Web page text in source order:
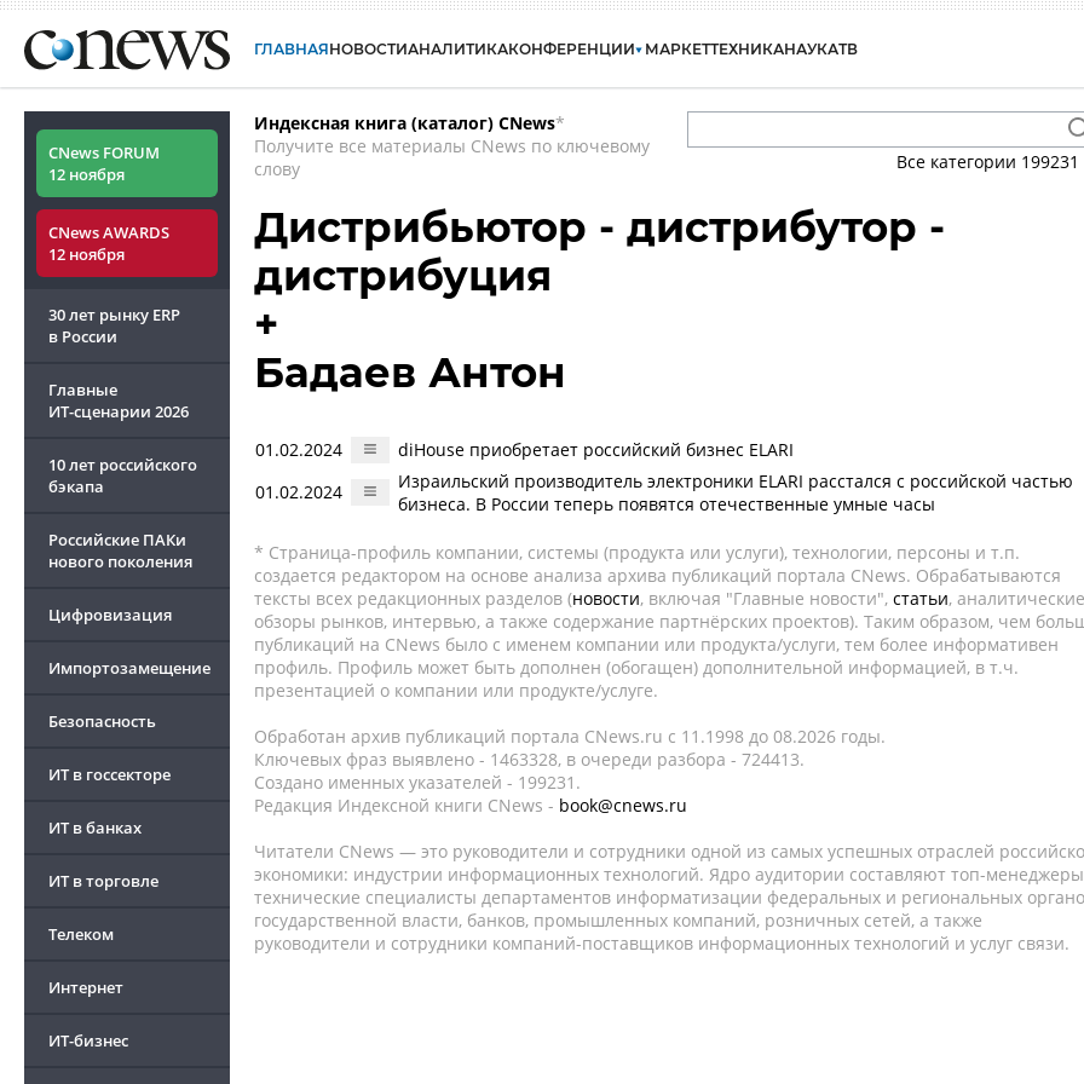
ГЛАВНАЯНОВОСТИАНАЛИТИКАКОНФЕРЕНЦИИ МАРКЕТТЕХНИКАНАУКАТВ
CNews FORUM
12 ноября
CNews AWARDS
12 ноября
30 лет рынку ERP
в России
Главные
ИТ-сценарии 2026
10 лет российского
бэкапа
Российские ПАКи
нового поколения
Цифровизация
Импортозамещение
Безопасность
ИТ в госсекторе
ИТ в банках
ИТ в торговле
Телеком
Интернет
ИТ-бизнес
Индексная книга (каталог) CNews*
Получите все материалы CNews по ключевому
слову
Все категории 199231
Дистрибьютор - дистрибутор -
дистрибуция
+
Бадаев Антон
01.02.2024
diHouse приобретает российский бизнес ELARI
01.02.2024
Израильский производитель электроники ELARI расстался с российской частью
бизнеса. В России теперь появятся отечественные умные часы
* Страница-профиль компании, системы (продукта или услуги), технологии, персоны и т.п.
создается редактором на основе анализа архива публикаций портала CNews. Обрабатываются
тексты всех редакционных разделов (новости, включая "Главные новости", статьи, аналитические
обзоры рынков, интервью, а также содержание партнёрских проектов). Таким образом, чем
публикаций на CNews было с именем компании или продукта/услуги, тем более информативен
профиль. Профиль может быть дополнен (обогащен) дополнительной информацией, в т.ч.
презентацией о компании или продукте/услуге.
Обработан архив публикаций портала CNews.ru c 11.1998 до 08.2026 годы.
Ключевых фраз выявлено - 1463328, в очереди разбора - 724413.
Создано именных указателей - 199231.
Редакция Индексной книги CNews - book@cnews.ru
Читатели CNews — это руководители и сотрудники одной из самых успешных отраслей
экономики: индустрии информационных технологий. Ядро аудитории составляют топ-
технические специалисты департаментов информатизации федеральных и региональных
государственной власти, банков, промышленных компаний, розничных сетей, а также
руководители и сотрудники компаний-поставщиков информационных технологий и услуг связи.